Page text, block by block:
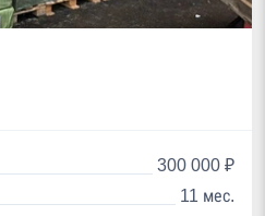
300 000 ₽
11 мес.